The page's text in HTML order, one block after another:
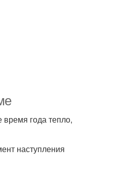
года тепло,
наступления